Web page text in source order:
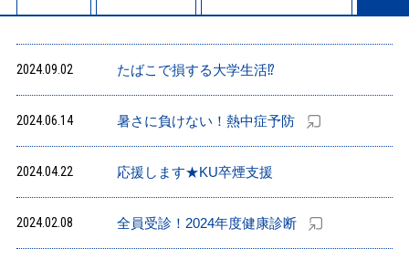
2024.09.02 たばこで損する大学生活⁉
2024.06.14 暑さに負けない！熱中症予防
2024.04.22 応援します★KU卒煙支援
2024.02.08 全員受診！2024年度健康診断